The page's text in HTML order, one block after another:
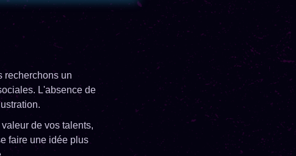
recherchons un
L'absence de
de vos talents,
faire une idée plus